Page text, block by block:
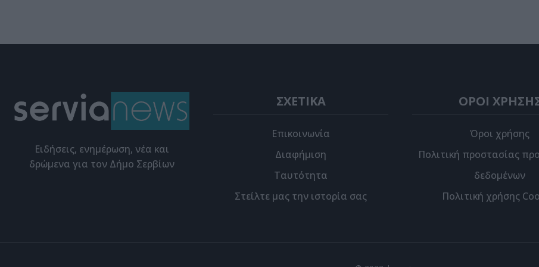
Eιδήσεις, ενημέρωση, νέα και
δρώμενα για τον Δήμο Σερβίων
ΣΧΕΤΙΚΑ
Επικοινωνία
Διαφήμιση
Ταυτότητα
Στείλτε μας την ιστορία σας
ΟΡΟΙ
Όροι χρήσης
Πολιτική προστασίας
δεδομένων
Πολιτική χρήσης